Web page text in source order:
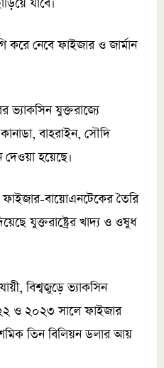
যাবে।
করে নেবে ফাইজার ও জার্মান
ভ্যাকসিন যুক্তরাজ্যে
বাহরাইন, সৌদি
হয়েছে।
বায়োএনটেকের তৈরি
যুক্তরাষ্ট্রের খাদ্য ও ওষুধ
বিশ্বজুড়ে ভ্যাকসিন
ও ২০২৩ সালে ফাইজার
তিন বিলিয়ন ডলার আয়